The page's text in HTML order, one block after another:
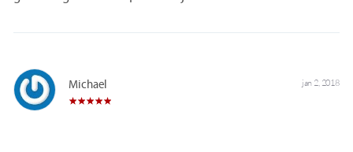
Michael jan 2, 2018